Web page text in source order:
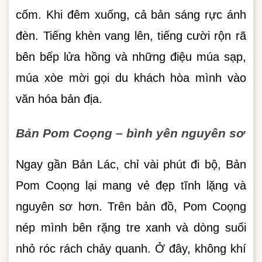
cốm. Khi đêm xuống, cả bản sáng rực ánh
đèn. Tiếng khèn vang lên, tiếng cười rộn rã
bên bếp lửa hồng và những điệu múa sạp,
múa xòe mời gọi du khách hòa mình vào
văn hóa bản địa.
Bản Pom Coọng – bình yên nguyên sơ
Ngay gần Bản Lác, chỉ vài phút đi bộ, Bản
Pom Coọng lại mang vẻ đẹp tĩnh lặng và
nguyên sơ hơn. Trên bản đồ, Pom Coọng
nép mình bên rặng tre xanh và dòng suối
nhỏ róc rách chảy quanh. Ở đây, không khí